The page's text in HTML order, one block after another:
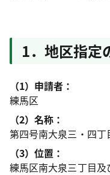
1．地区指定
（1）申請者：
練馬区
（2）名称：
第四号南大泉三・四
（3）位置：
練馬区南大泉三丁目